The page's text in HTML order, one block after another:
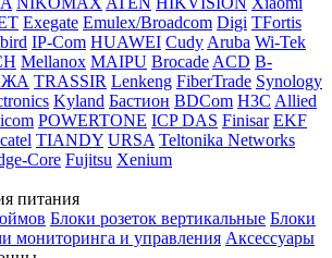
Exegate Emulex/Broadcom Digi TFortis
IP-Com HUAWEI Cudy Aruba Wi-Tek
Mellanox MAIPU Brocade ACD B-
TRASSIR Lenkeng FiberTrade Synology
Kyland Бастион BDCom H3C Allied
POWERTONE ICP DAS Finisar EKF
TIANDY URSA Teltonika Networks
Core Fujitsu Xenium
питания
Блоки розеток вертикальные Блоки
мониторинга и управления Аксессуары